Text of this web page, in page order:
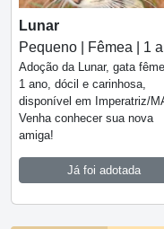
Lunar
Pequeno | Fêmea | 1
Adoção da Lunar, gata
1 ano, dócil e carinhosa,
disponível em Imperatriz/
Venha conhecer sua nova
amiga!
Já foi adotada